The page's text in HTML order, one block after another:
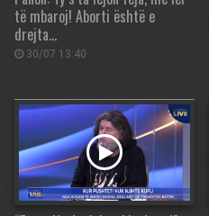
të mbaroj! Aborti është e
drejta…
30/07 13:40